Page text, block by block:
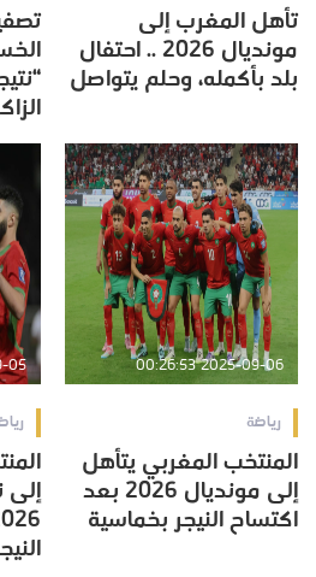
تأهل المغرب إلى
مونديال 2026 .. احتفال
بلد بأكمله، وحلم يتواصل
2025-09-06 00:26:53
رياضة
المنتخب المغربي يتأهل
إلى مونديال 2026 بعد
اكتساح النيجر بخماسية
إلى